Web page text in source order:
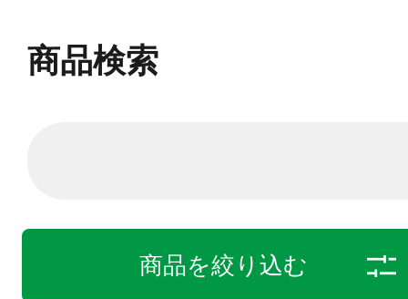
商品検索
商品を絞り込む